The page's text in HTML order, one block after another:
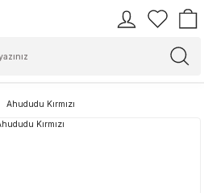
Ahududu Kırmızı